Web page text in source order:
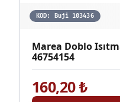
KOD: Buji 103436
Marea Doblo
46754154
160,20₺